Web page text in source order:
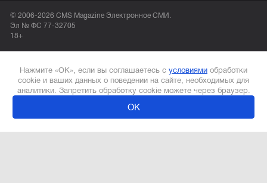
© 2006-2026 CMS Magazine Электронное СМИ.
Эл № ФС 77-32705
18+
Нажмите «ОК», если вы соглашаетесь с условиями обработки
cookie и ваших данных о поведении на сайте, необходимых для
аналитики. Запретить обработку cookie можете через браузер.
ОК